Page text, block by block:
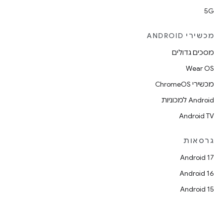
5G
מכשירי ANDROID
מסכים גדולים
Wear OS
מכשירי ChromeOS
Android למכוניות
Android TV
גרסאות
Android 17
Android 16
Android 15